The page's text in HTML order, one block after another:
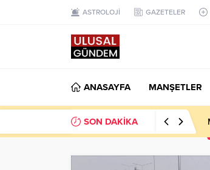
ASTROLOJİ GAZETELER
ANASAYFA MANŞETLER
SON DAKİKA